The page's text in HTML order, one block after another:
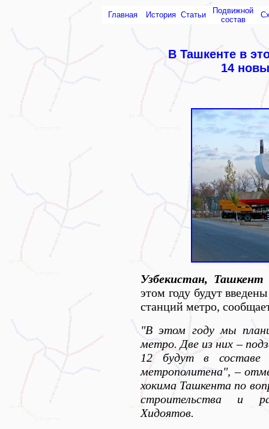
Главная История Статьи
Подвижной
состав
В Ташкенте в
14
Узбекистан,
этом году будут
станций метро,
"В этом году мы
метро. Две из них –
12 будут в составе
метрополитена", –
хокима Ташкента по
строительства и
Хидоятов.